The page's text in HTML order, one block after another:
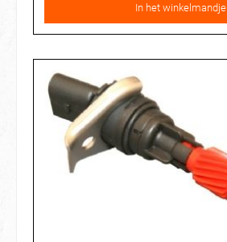
In het winkelmandje